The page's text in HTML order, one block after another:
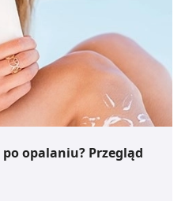
opalaniu? Przegląd